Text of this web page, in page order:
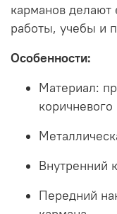
карманов делают
работы, учебы и
Особенности:
Материал:
коричневого
Внутренний
Передний